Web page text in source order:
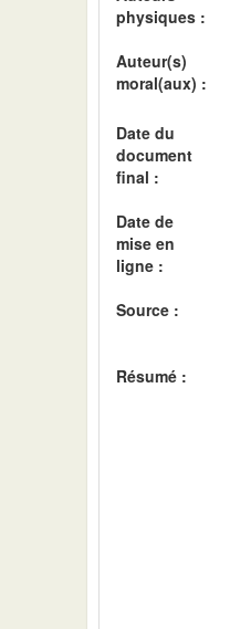
physiques :
Auteur(s)
moral(aux) :
Date du
document
final :
Date de
mise en
ligne :
Source :
Résumé :